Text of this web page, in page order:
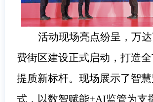
活动现场亮点纷呈，万
费街区建设正式启动，打造
提质新标杆。现场展示了智
式，以数智赋能+AI监管为支